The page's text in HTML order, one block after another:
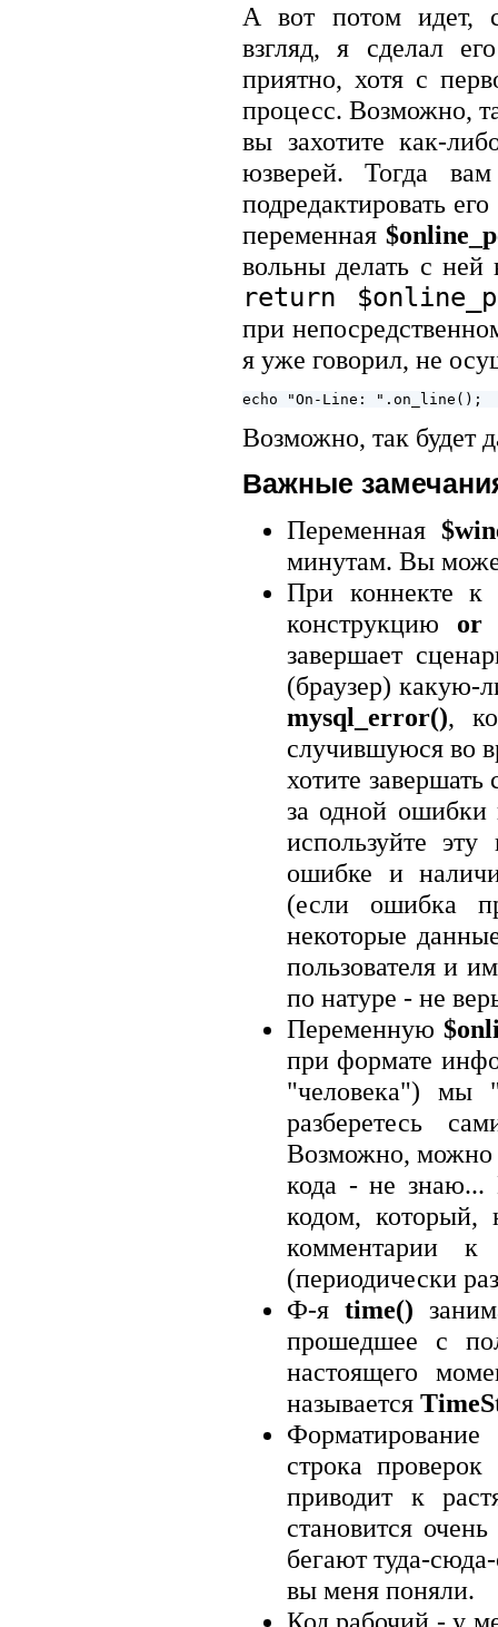
А вот потом идет,
взгляд, я сделал
приятно, хотя с
процесс. Возможно,
вы захотите как-
юзверей. Тогда
подредактировать
переменная
вольны делать с ней
return
при
я уже говорил, не
Возможно, так будет
Важные
Переменная
минутам. Вы
При коннекте к
конструкцию or
завершает
(браузер)
mysql_error(),
случившуюся во
хотите
за одной ошибки
используйте
ошибке и
(если ошибка
некоторые
пользователя и
по натуре - не
Переменную
при формате
"человека") мы
разберетесь
Возможно, можно
кода - не знаю...
кодом, который,
комментарии
(периодически
Ф-я time()
прошедшее с
настоящего
называется
строка
приводит к
становится
бегают туда-
вы меня поняли.